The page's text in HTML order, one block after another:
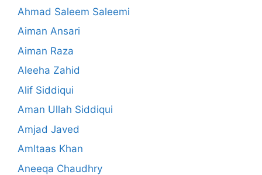
Ahmad Saleem Saleemi
Aiman Ansari
Aiman Raza
Aleeha Zahid
Alif Siddiqui
Aman Ullah Siddiqui
Amjad Javed
Amltaas Khan
Aneeqa Chaudhry